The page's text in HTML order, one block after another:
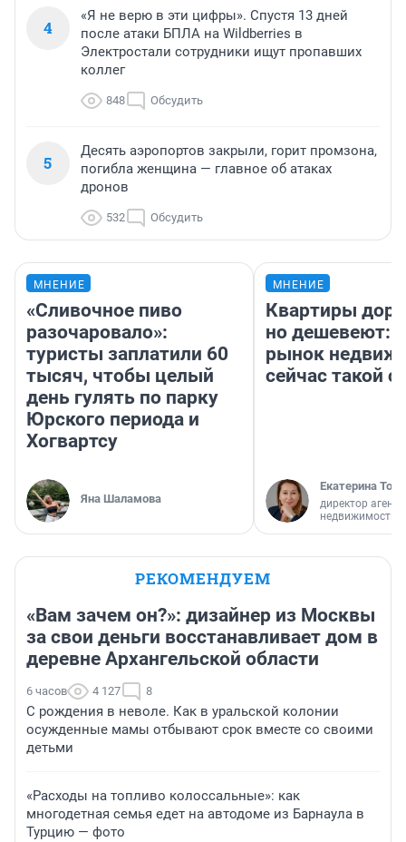
4
«Я не верю в эти цифры». Спустя 13 дней
после атаки БПЛА на Wildberries в
Электростали сотрудники ищут пропавших
коллег
848 Обсудить
5
Десять аэропортов закрыли, горит промзона,
погибла женщина — главное об атаках
дронов
532 Обсудить
МНЕНИЕ
«Сливочное пиво
разочаровало»:
туристы заплатили 60
тысяч, чтобы целый
день гулять по парку
Юрского периода и
Хогвартсу
Яна Шаламова
МНЕНИЕ
Квартиры
но дешевеют:
рынок
сейчас такой
Екатерина
директор
недвижимости
РЕКОМЕНДУЕМ
«Вам зачем он?»: дизайнер из Москвы
за свои деньги восстанавливает дом в
деревне Архангельской области
6 часов 4 127 8
С рождения в неволе. Как в уральской колонии
осужденные мамы отбывают срок вместе со своими
детьми
«Расходы на топливо колоссальные»: как
многодетная семья едет на автодоме из Барнаула в
Турцию — фото